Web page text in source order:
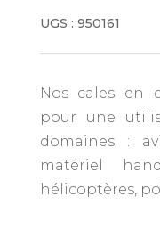
UGS : 950161
Nos cales en
pour une
domaines :
matériel
hélicoptères,